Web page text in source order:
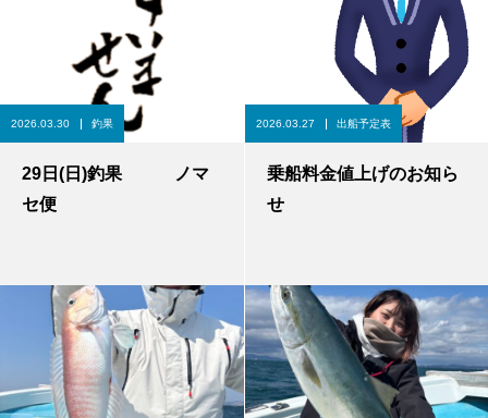
2026.03.30 釣果
29日(日)釣果 ノマ
セ便
2026.03.27 出船予定表
乗船料金値上げのお知ら
せ